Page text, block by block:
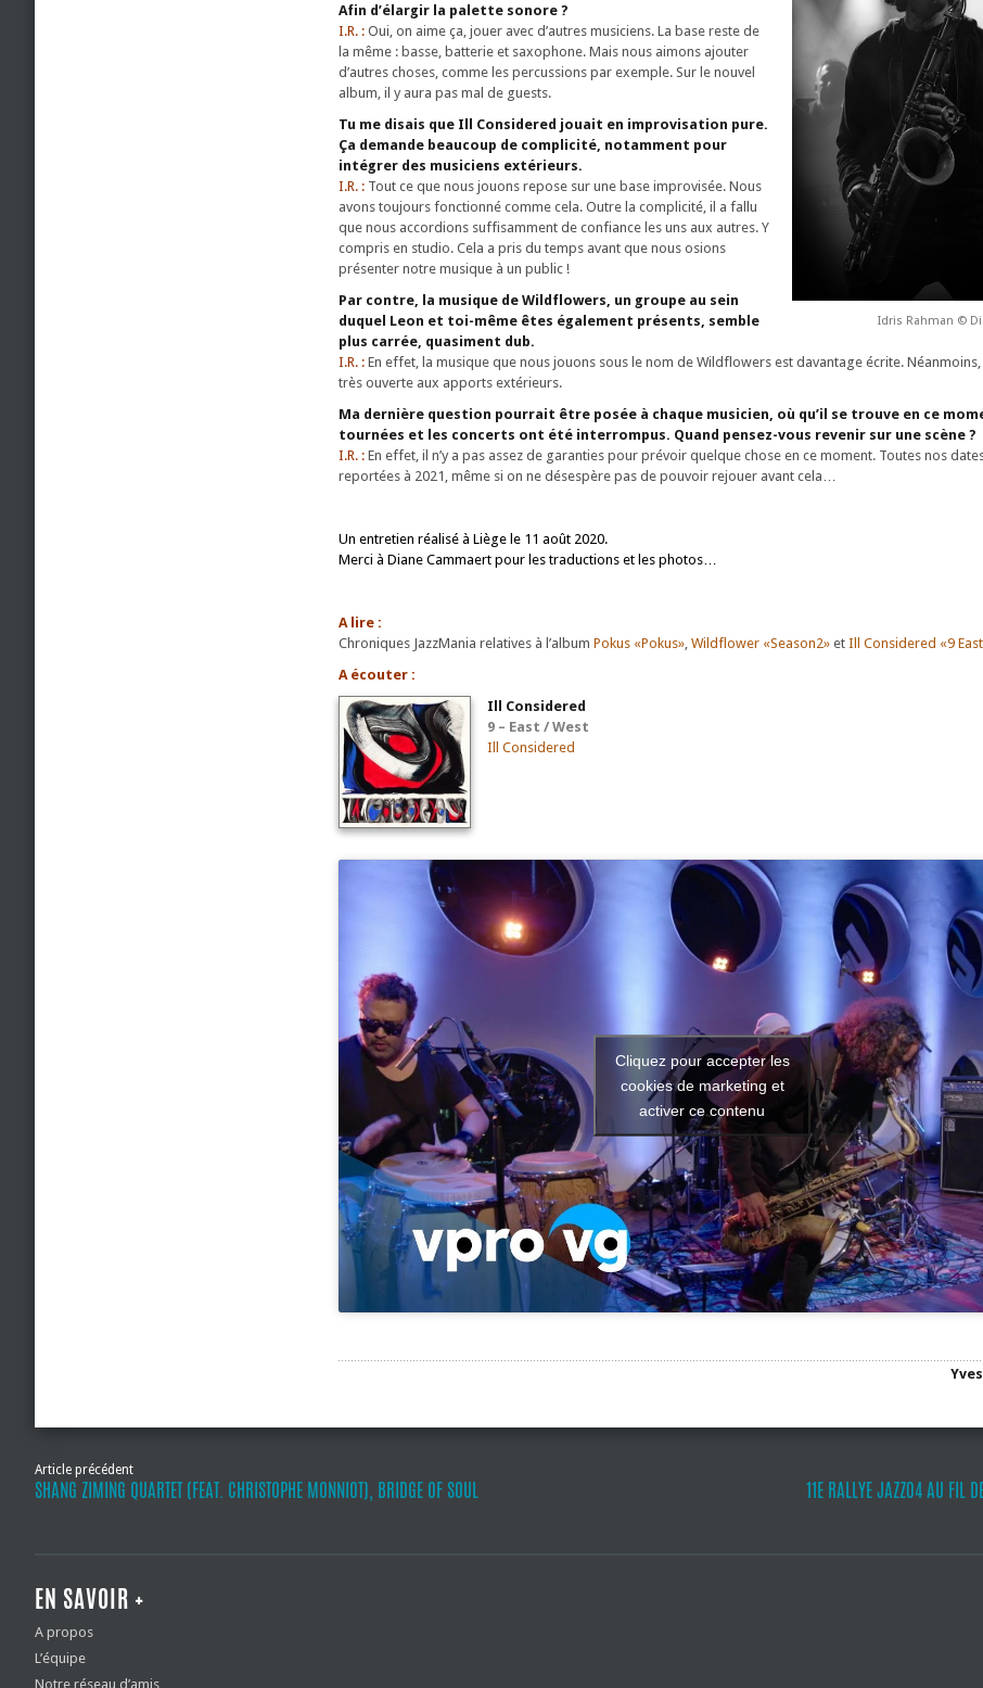
Idris Rahman ©
Afin d’élargir la palette sonore ?
I.R. : Oui, on aime ça, jouer avec d’autres musiciens. La base reste de
la même : basse, batterie et saxophone. Mais nous aimons ajouter
d’autres choses, comme les percussions par exemple. Sur le nouvel
album, il y aura pas mal de guests.
Tu me disais que Ill Considered jouait en improvisation pure.
Ça demande beaucoup de complicité, notamment pour
intégrer des musiciens extérieurs.
I.R. : Tout ce que nous jouons repose sur une base improvisée. Nous
avons toujours fonctionné comme cela. Outre la complicité, il a fallu
que nous accordions suffisamment de confiance les uns aux autres. Y
compris en studio. Cela a pris du temps avant que nous osions
présenter notre musique à un public !
Par contre, la musique de Wildflowers, un groupe au sein
duquel Leon et toi-même êtes également présents, semble
plus carrée, quasiment dub.
I.R. : En effet, la musique que nous jouons sous le nom de Wildflowers est davantage écrite.
très ouverte aux apports extérieurs.
Ma dernière question pourrait être posée à chaque musicien, où qu’il se trouve en ce
tournées et les concerts ont été interrompus. Quand pensez-vous revenir sur une scène ?
I.R. : En effet, il n’y a pas assez de garanties pour prévoir quelque chose en ce moment. Toutes nos
reportées à 2021, même si on ne désespère pas de pouvoir rejouer avant cela…
Un entretien réalisé à Liège le 11 août 2020.
Merci à Diane Cammaert pour les traductions et les photos…
A lire :
Chroniques JazzMania relatives à l’album Pokus «Pokus» Wildflower «Season2» et Ill Considered «9
A écouter :
Ill Considered
9 – East / West
Ill Considered
Cliquez pour accepter les
cookies de marketing et
activer ce contenu
Article précédent
SHANG ZIMING QUARTET (FEAT. CHRISTOPHE MONNIOT), BRIDGE OF SOUL 11E RALLYE JAZZ04 AU FIL
EN SAVOIR +
A propos
L’équipe
Notre réseau d’amis